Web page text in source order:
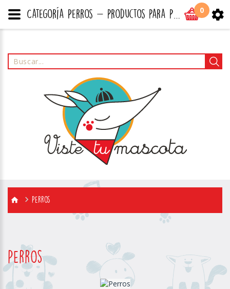
0
Perros
Perros
Categoría Perros - productos para perros, gatos y todo tipo de mascotas